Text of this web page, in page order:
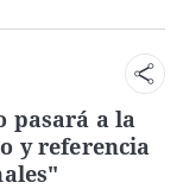
pasará a la
y referencia